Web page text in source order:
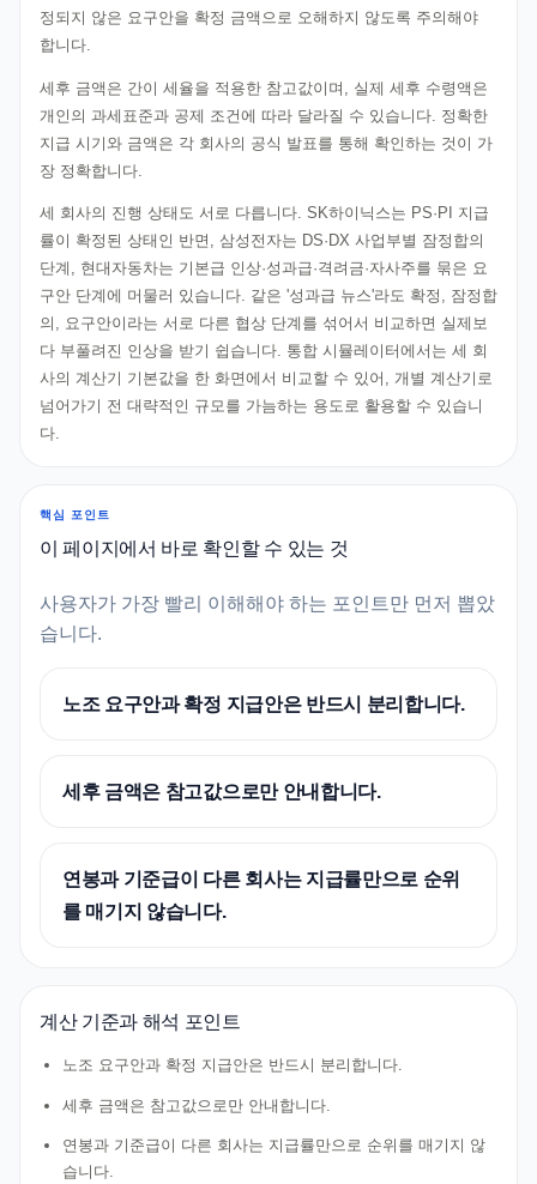
정되지 않은 요구안을 확정 금액으로 오해하지 않도록 주의해야
합니다.
세후 금액은 간이 세율을 적용한 참고값이며, 실제 세후 수령액은
개인의 과세표준과 공제 조건에 따라 달라질 수 있습니다. 정확한
지급 시기와 금액은 각 회사의 공식 발표를 통해 확인하는 것이 가
장 정확합니다.
세 회사의 진행 상태도 서로 다릅니다. SK하이닉스는 PS·PI 지급
률이 확정된 상태인 반면, 삼성전자는 DS·DX 사업부별 잠정합의
단계, 현대자동차는 기본급 인상·성과급·격려금·자사주를 묶은 요
구안 단계에 머물러 있습니다. 같은 '성과급 뉴스'라도 확정, 잠정합
의, 요구안이라는 서로 다른 협상 단계를 섞어서 비교하면 실제보
다 부풀려진 인상을 받기 쉽습니다. 통합 시뮬레이터에서는 세 회
사의 계산기 기본값을 한 화면에서 비교할 수 있어, 개별 계산기로
넘어가기 전 대략적인 규모를 가늠하는 용도로 활용할 수 있습니
다.
핵심 포인트
이 페이지에서 바로 확인할 수 있는 것
사용자가 가장 빨리 이해해야 하는 포인트만 먼저 뽑았
습니다.
노조 요구안과 확정 지급안은 반드시 분리합니다.
세후 금액은 참고값으로만 안내합니다.
연봉과 기준급이 다른 회사는 지급률만으로 순위
를 매기지 않습니다.
계산 기준과 해석 포인트
노조 요구안과 확정 지급안은 반드시 분리합니다.
세후 금액은 참고값으로만 안내합니다.
연봉과 기준급이 다른 회사는 지급률만으로 순위를 매기지 않
습니다.